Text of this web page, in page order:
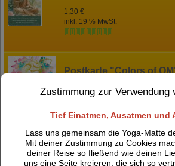
1,30 €
inkl. 19 % MwSt.
Postkarte "Colors of
1,30 €
inkl. 19 % MwSt.
Postkarte "Durga"
Zustimmung zur Verwendung
Tief Einatmen, Ausatmen und
Lass uns gemeinsam die Yoga-Matte
Mit deiner Zustimmung zu Cookies
deiner Reise so fließend wie deinen
uns eine Seite kreieren, die sich so